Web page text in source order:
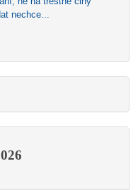
nechce...